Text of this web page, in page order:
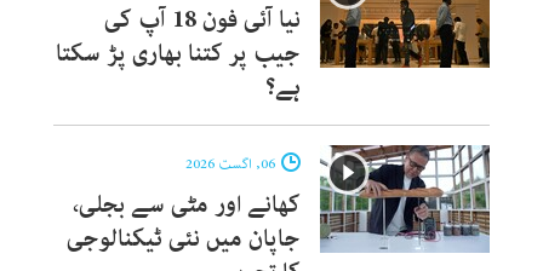
نیا آئی فون 18 آپ کی
جیب پر کتنا بھاری پڑ سکتا
ہے؟
06, اگست 2026
کھانے اور مٹی سے بجلی،
جاپان میں نئی ٹیکنالوجی